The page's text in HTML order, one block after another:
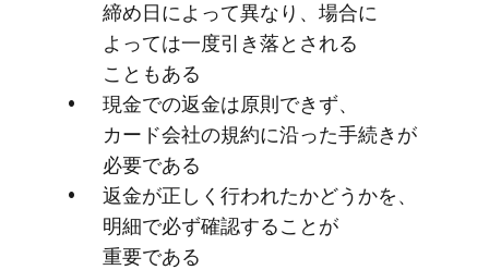
締め日に​よって​異なり、​場合に​
よっては​一度​引き落とされる​
こともある
現金での​返金は​原則できず、​
カード会社の​規約に​沿った​手​続きが​
必要である
返金が​正しく​行われたか​どうかを、​
明細で​必ず確認する​ことが​
重要である